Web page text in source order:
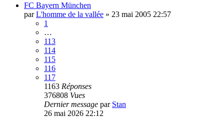
FC Bayern München
parL'homme de la vallée » 23 mai 2005 22:57
1
…
113
114
115
116
117
1163 Réponses
376808 Vues
Dernier message par Stan
26 mai 2026 22:12